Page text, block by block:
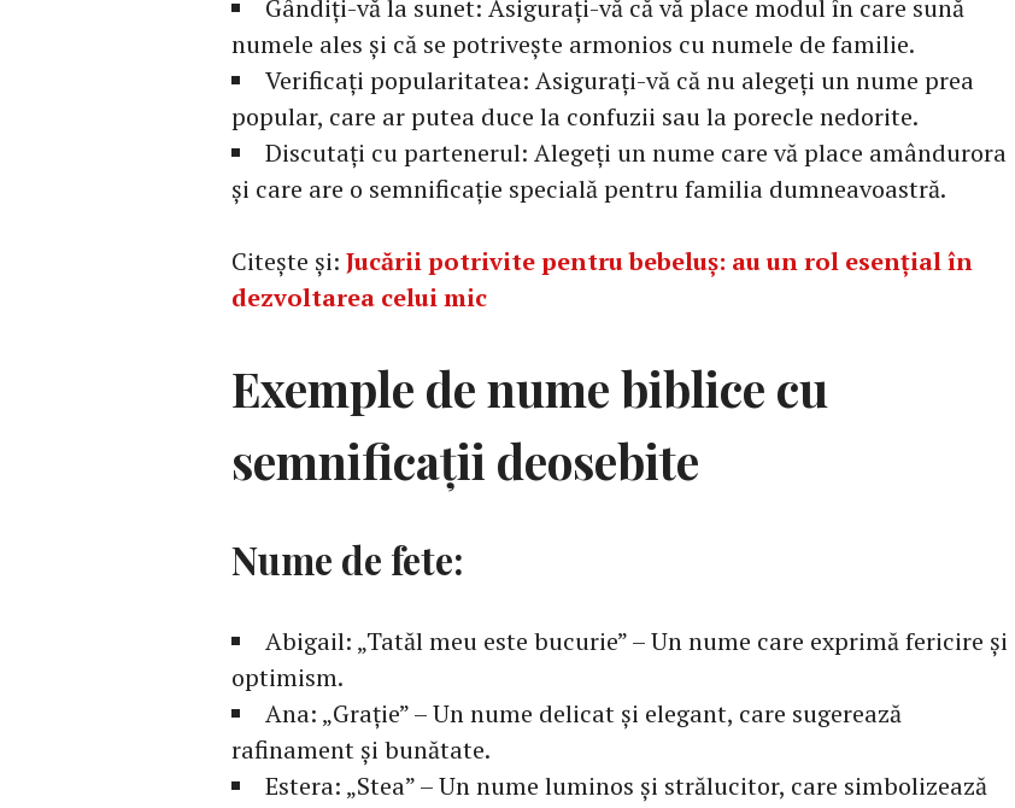
Gândiți-vă la sunet: Asigurați-vă că vă place modul în care sună
numele ales și că se potrivește armonios cu numele de familie.
Verificați popularitatea: Asigurați-vă că nu alegeți un nume prea
popular, care ar putea duce la confuzii sau la porecle nedorite.
Discutați cu partenerul: Alegeți un nume care vă place amândurora
și care are o semnificație specială pentru familia dumneavoastră.
Citește și: Jucării potrivite pentru bebeluș: au un rol esențial în
dezvoltarea celui mic
Exemple de nume biblice cu
semnificații deosebite
Nume de fete:
Abigail: „Tatăl meu este bucurie” – Un nume care exprimă fericire și
optimism.
Ana: „Grație” – Un nume delicat și elegant, care sugerează
rafinament și bunătate.
Estera: „Stea” – Un nume luminos și strălucitor, care simbolizează